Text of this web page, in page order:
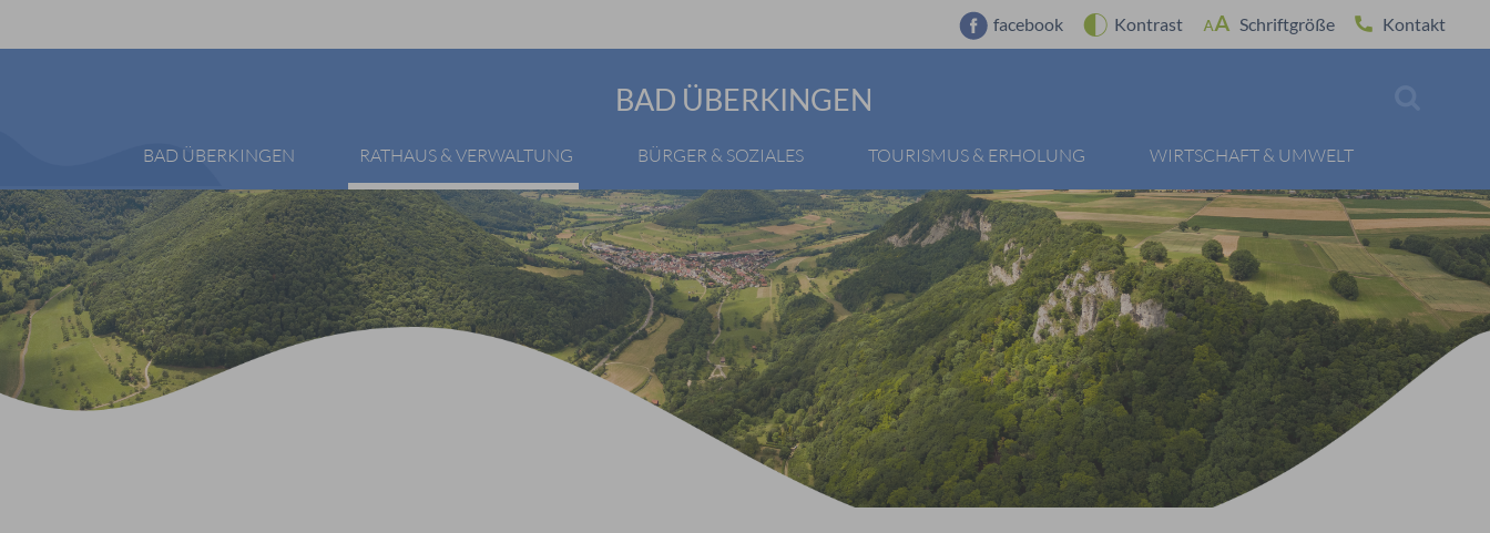
facebook Kontrast Schriftgröße Kontakt
BAD ÜBERKINGEN
BAD ÜBERKINGEN RATHAUS & VERWALTUNG BÜRGER & SOZIALES TOURISMUS & ERHOLUNG WIRTSCHAFT & UMWELT